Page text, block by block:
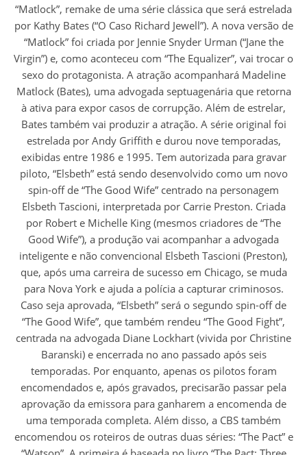
“Matlock”, remake de uma série clássica que será estrelada
por Kathy Bates (“O Caso Richard Jewell”). A nova versão de
“Matlock” foi criada por Jennie Snyder Urman (“Jane the
Virgin”) e, como aconteceu com “The Equalizer”, vai trocar o
sexo do protagonista. A atração acompanhará Madeline
Matlock (Bates), uma advogada septuagenária que retorna
à ativa para expor casos de corrupção. Além de estrelar,
Bates também vai produzir a atração. A série original foi
estrelada por Andy Griffith e durou nove temporadas,
exibidas entre 1986 e 1995. Tem autorizada para gravar
piloto, “Elsbeth” está sendo desenvolvido como um novo
spin-off de “The Good Wife” centrado na personagem
Elsbeth Tascioni, interpretada por Carrie Preston. Criada
por Robert e Michelle King (mesmos criadores de “The
Good Wife”), a produção vai acompanhar a advogada
inteligente e não convencional Elsbeth Tascioni (Preston),
que, após uma carreira de sucesso em Chicago, se muda
para Nova York e ajuda a polícia a capturar criminosos.
Caso seja aprovada, “Elsbeth” será o segundo spin-off de
“The Good Wife”, que também rendeu “The Good Fight”,
centrada na advogada Diane Lockhart (vivida por Christine
Baranski) e encerrada no ano passado após seis
temporadas. Por enquanto, apenas os pilotos foram
encomendados e, após gravados, precisarão passar pela
aprovação da emissora para ganharem a encomenda de
uma temporada completa. Além disso, a CBS também
encomendou os roteiros de outras duas séries: “The Pact” e